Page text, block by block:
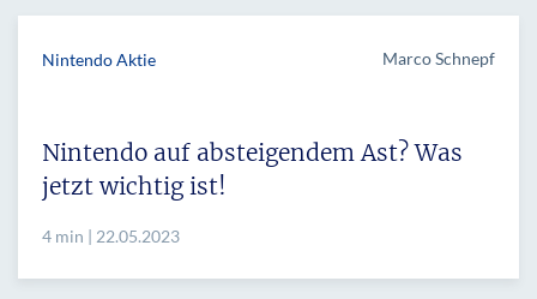
Nintendo Aktie Marco Schnepf
Nintendo auf absteigendem Ast? Was
jetzt wichtig ist!
4 min | 22.05.2023